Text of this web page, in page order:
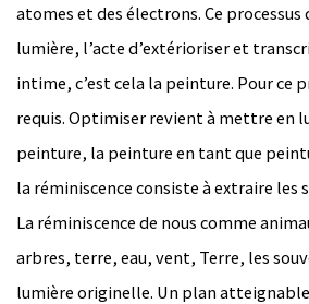
atomes et des électrons. Ce processus
lumière, l’acte d’extérioriser et
intime, c’est cela la peinture. Pour ce
requis. Optimiser revient à mettre en
peinture, la peinture en tant que
la réminiscence consiste à extraire les
La réminiscence de nous comme
arbres, terre, eau, vent, Terre, les
lumière originelle. Un plan